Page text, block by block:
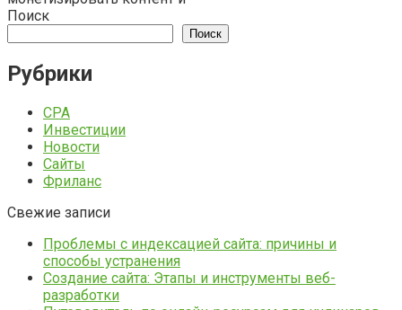
Поиск
Поиск
Рубрики
CPA
Инвестиции
Новости
Сайты
Фриланс
Свежие записи
Проблемы с индексацией сайта: причины и
способы устранения
Создание сайта: Этапы и инструменты веб-
разработки